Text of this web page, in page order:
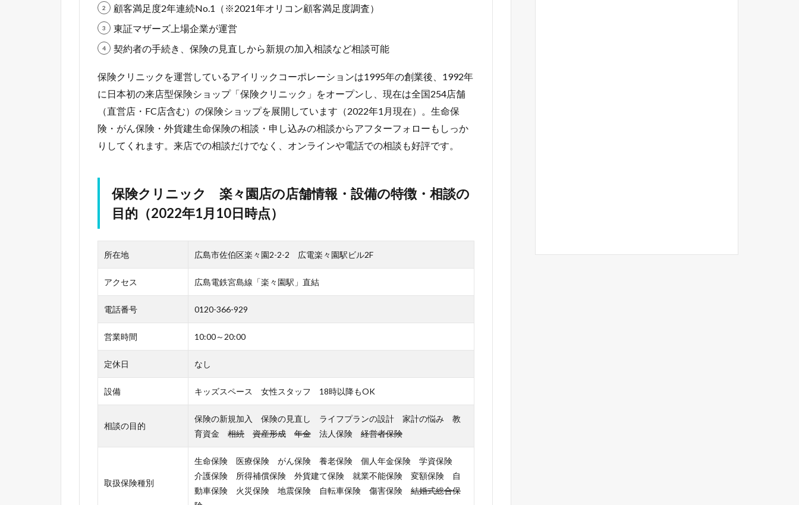
顧客満足度2年連続No.1（※2021年オリコン顧客満足度調査）
東証マザーズ上場企業が運営
契約者の手続き、保険の見直しから新規の加入相談など相談可能
保険クリニックを運営しているアイリックコーポレーションは1995年の創業後、1992年
に日本初の来店型保険ショップ「保険クリニック」をオープンし、現在は全国254店舗
（直営店・FC店含む）の保険ショップを展開しています（2022年1月現在）。生命保
険・がん保険・外貨建生命保険の相談・申し込みの相談からアフターフォローもしっか
りしてくれます。来店での相談だけでなく、オンラインや電話での相談も好評です。
保険クリニック 楽々園店の店舗情報・設備の特徴・相談の
目的（2022年1月10日時点）
所在地 広島市佐伯区楽々園2-2-2 広電楽々園駅ビル2F
アクセス 広島電鉄宮島線「楽々園駅」直結
電話番号 0120-366-929
営業時間 10:00～20:00
定休日 なし
設備 キッズスペース 女性スタッフ 18時以降もOK
相談の目的
保険の新規加入 保険の見直し ライフプランの設計 家計の悩み 教
育資金 相続 資産形成 年金 法人保険 経営者保険
取扱保険種別
生命保険 医療保険 がん保険 養老保険 個人年金保険 学資保険
介護保険 所得補償保険 外貨建て保険 就業不能保険 変額保険 自
動車保険 火災保険 地震保険 自転車保険 傷害保険 結婚式総合保